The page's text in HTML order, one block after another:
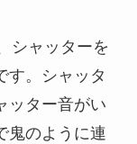
シャッターを
す。シャッタ
ッター音がい
鬼のように連